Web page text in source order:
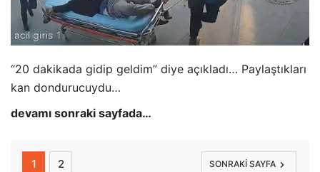
“20 dakikada gidip geldim” diye açıkladı… Paylaştıkları
kan dondurucuydu…
devamı sonraki sayfada…
1 2 SONRAKI SAYFA